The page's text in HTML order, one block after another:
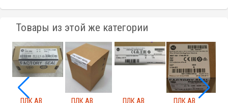
Товары из этой же категории